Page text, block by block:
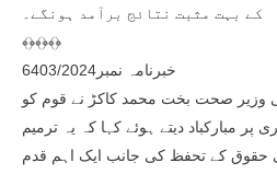
کے بہت مثبت نتائج برآمد ہونگے۔
﴾﴿﴾﴿﴾﴿
خبرنامہ نمبر6403/2024
۔ صوبائی وزیر صحت بخت محمد کاکڑ نے قوم کو
پر مبارکباد دیتے ہوئے کہا کہ یہ ترمیم
حقوق کے تحفظ کی جانب ایک اہم قدم